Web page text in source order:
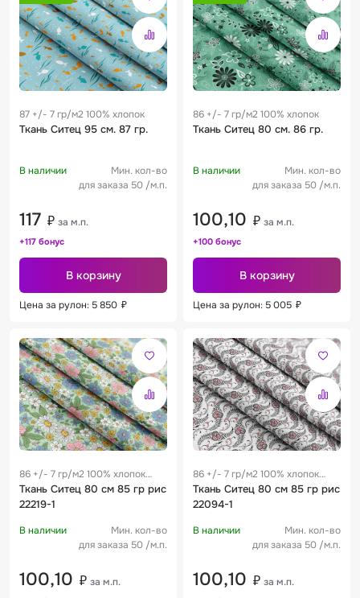
87 +/- 7 гр/м2 100% хлопок
Ткань Ситец 95 см. 87 гр.
В наличии
Мин. кол-во
для заказа 50 /м.п.
117 ₽ за м.п.
+117 бонус
В корзину
Цена за рулон: 5 850 ₽
86 +/- 7 гр/м2 100% хлопок
Ткань Ситец 80 см. 86 гр.
В наличии
Мин. кол-во
для заказа 50 /м.п.
100,10 ₽ за м.п.
+100 бонус
В корзину
Цена за рулон: 5 005 ₽
86 +/- 7 гр/м2 100% хлопок
0.28 м
Ткань Ситец 80 см 85 гр рис
22219-1
В наличии
Мин. кол-во
для заказа 50 /м.п.
100,10 ₽ за м.п.
86 +/- 7 гр/м2 100% хлопок
0.28 м
Ткань Ситец 80 см 85 гр рис
22094-1
В наличии
Мин. кол-во
для заказа 50 /м.п.
100,10 ₽ за м.п.